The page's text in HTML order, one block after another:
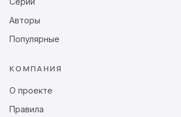
Авторы
Популярные
КОМПАНИЯ
О проекте
Правила